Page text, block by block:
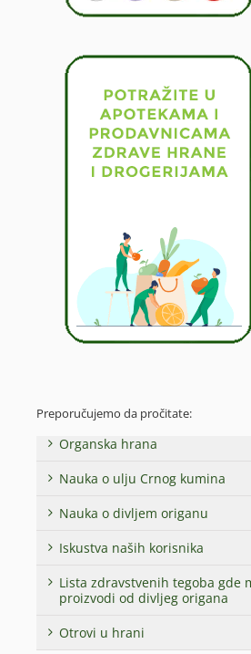
Preporučujemo da pročitate:
Organska hrana
Nauka o ulju Crnog kumina
Nauka o divljem origanu
Iskustva naših korisnika
Lista zdravstvenih tegoba gde
proizvodi od divljeg origana
Otrovi u hrani